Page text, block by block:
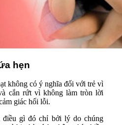
hẹn
không có ý nghĩa đối với trẻ vì
cắn rứt vì không làm tròn lời
giác hối lỗi.
gì đó chỉ bởi lý do chúng